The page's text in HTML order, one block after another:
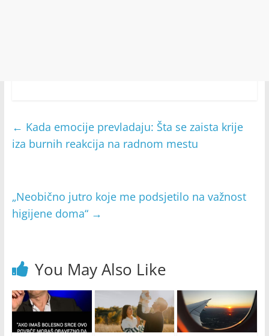
← Kada emocije prevladaju: Šta se zaista krije
iza burnih reakcija na radnom mestu
„Neobično jutro koje me podsjetilo na važnost
higijene doma“ →
You May Also Like